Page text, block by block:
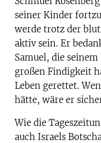
seiner Kinder
werde trotz der
aktiv sein. Er
Samuel, die
großen Findigkeit
Leben gerettet.
hätte, wäre er
Wie die
auch Israels